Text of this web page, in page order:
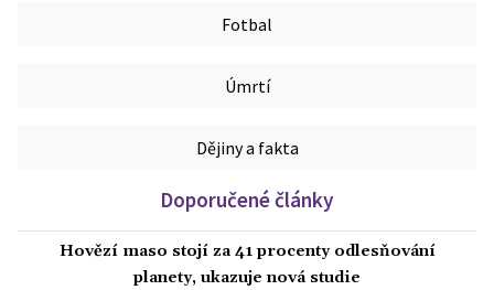
Fotbal
Úmrtí
Dějiny a fakta
Doporučené články
Hovězí maso stojí za 41 procenty odlesňování
planety, ukazuje nová studie